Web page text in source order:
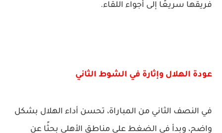
فريقها سريعًا إلى أجواء اللقاء.
عودة الهلال وإثارة في الشوط الثاني
في النصف الثاني من المباراة، تحسن أداء الهلال بشكل
واضح، وبدأ في الضغط على مناطق الأهلي بحثًا عن